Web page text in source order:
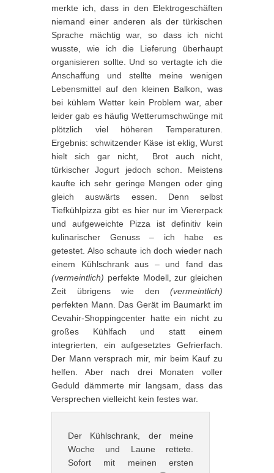
merkte ich, dass in den Elektrogeschäften
niemand einer anderen als der türkischen
Sprache mächtig war, so dass ich nicht
wusste, wie ich die Lieferung überhaupt
organisieren sollte. Und so vertagte ich die
Anschaffung und stellte meine wenigen
Lebensmittel auf den kleinen Balkon, was
bei kühlem Wetter kein Problem war, aber
leider gab es häufig Wetterumschwünge mit
plötzlich viel höheren Temperaturen.
Ergebnis: schwitzender Käse ist eklig, Wurst
hielt sich gar nicht, Brot auch nicht,
türkischer Jogurt jedoch schon. Meistens
kaufte ich sehr geringe Mengen oder ging
gleich auswärts essen. Denn selbst
Tiefkühlpizza gibt es hier nur im Viererpack
und aufgeweichte Pizza ist definitiv kein
kulinarischer Genuss – ich habe es
getestet. Also schaute ich doch wieder nach
einem Kühlschrank aus – und fand das
(vermeintlich) perfekte Modell, zur gleichen
Zeit übrigens wie den (vermeintlich)
perfekten Mann. Das Gerät im Baumarkt im
Cevahir-Shoppingcenter hatte ein nicht zu
großes Kühlfach und statt einem
integrierten, ein aufgesetztes Gefrierfach.
Der Mann versprach mir, mir beim Kauf zu
helfen. Aber nach drei Monaten voller
Geduld dämmerte mir langsam, dass das
Versprechen vielleicht kein festes war.
Der Kühlschrank, der meine
Woche und Laune rettete.
Sofort mit meinen ersten